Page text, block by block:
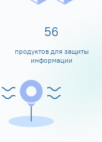
60
продуктов для защиты
информации